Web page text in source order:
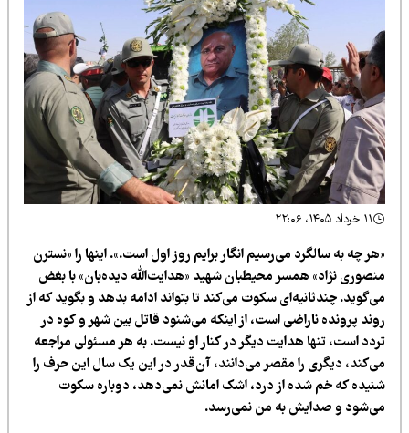
چه به سالگرد می‌رسیم انگار برایم روز اول است.». اینها را «نسترن
نژاد» همسر محیطبان شهید «هدایت‌الله دیده‌بان» با بغض
چندثانیه‌ای سکوت می‌کند تا بتواند ادامه بدهد و بگوید که از
پرونده ناراضی است، از اینکه می‌شنود قاتل بین شهر و کوه در
است، تنها هدایت دیگر در کنار او نیست. به هر مسئولی مراجعه
دیگری را مقصر می‌دانند، آن‌قدر در این یک سال این حرف را
که خم شده از درد، اشک امانش نمی‌دهد، دوباره سکوت
و صدایش به من نمی‌رسد.